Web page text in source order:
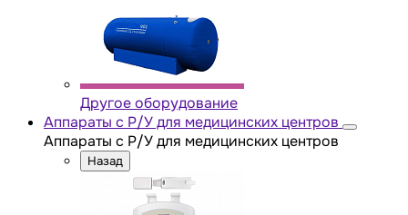
Другое оборудование
Аппараты с Р/У для медицинских центров
Аппараты с Р/У для медицинских центров
Назад